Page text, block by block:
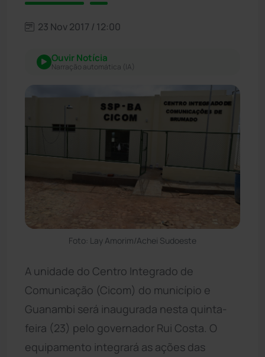
23 Nov 2017 / 12:00
Ouvir Notícia
Narração automática (IA)
Foto: Lay Amorim/Achei Sudoeste
A unidade do Centro Integrado de
Comunicação (Cicom) do município e
Guanambi será inaugurada nesta quinta-
feira (23) pelo governador Rui Costa. O
equipamento integrará as ações das